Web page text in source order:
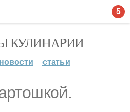
КУЛИНАРИИ
новости статьи
5